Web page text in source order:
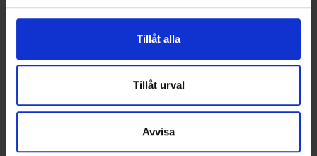
för sociala medier och analysera vår trafik. Vi
vidarebefordrar även sådana identifierare och annan
annons- och analysföretag som vi samarbetar med.
Dessa kan i sin tur kombinera informationen med annan
information som du har tillhandahållit eller som de har
samlat in när du har använt deras tjänster.
Tillåt alla
Tillåt urval
Avvisa